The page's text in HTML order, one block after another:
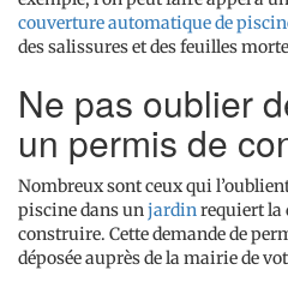
couverture automatique de
des salissures et des feuilles
Ne pas oublier
un permis de
Nombreux sont ceux qui
piscine dans unjardinrequiert la
construire. Cette demande de
déposée auprès de la mairie de